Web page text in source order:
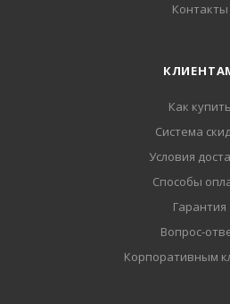
Контакты
Как купить
Система
Условия
Способы
Гарантия
Вопрос-
Корпоративным